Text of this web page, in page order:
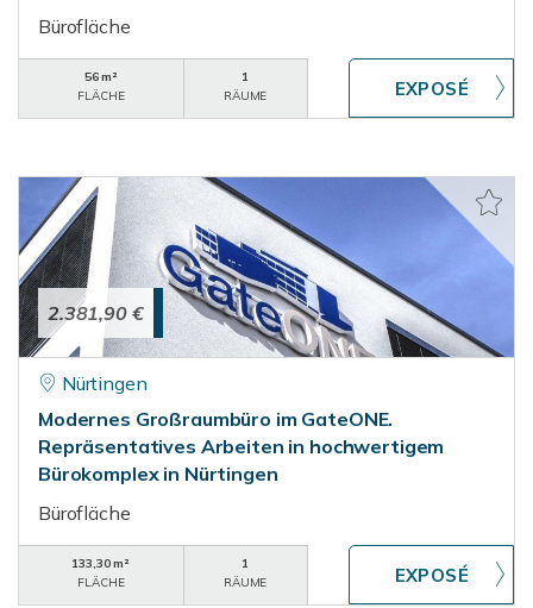
Bürofläche
56 m²
FLÄCHE
1
RÄUME
2.381,90 €
Nürtingen
Modernes Großraumbüro im GateONE.
Repräsentatives Arbeiten in hochwertigem
Bürokomplex in Nürtingen
Bürofläche
133,30 m²
FLÄCHE
1
RÄUME